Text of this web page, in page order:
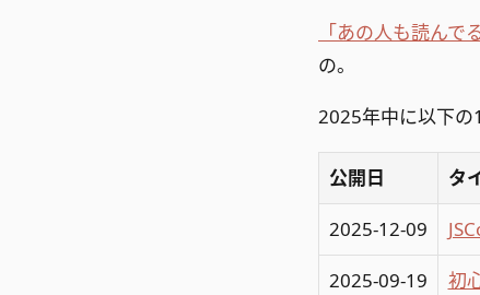
「あの人も読んでる
の。
2025年中に以下の
公開日 タ
2025-12-09
2025-09-19 初